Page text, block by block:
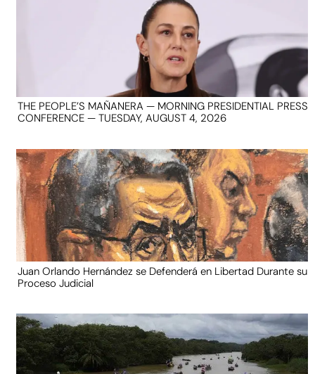
THE PEOPLE’S MAÑANERA — MORNING PRESIDENTIAL PRESS
CONFERENCE — TUESDAY, AUGUST 4, 2026
Juan Orlando Hernández se Defenderá en Libertad Durante su
Proceso Judicial